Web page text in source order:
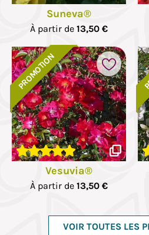
Suneva®
À partir de 13,50 €
Vesuvia®
À partir de 13,50 €
PROMOTION
VOIR TOUTES LES